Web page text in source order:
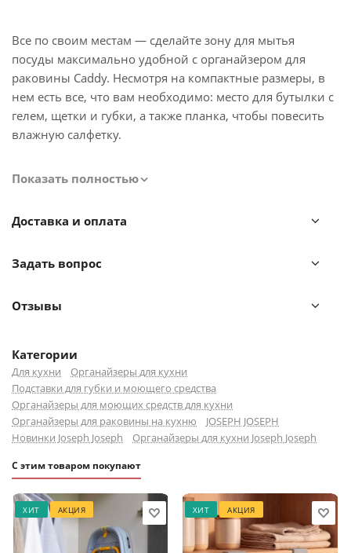
Все по своим местам — сделайте зону для мытья
посуды максимально удобной с органайзером для
раковины Caddy. Несмотря на компактные размеры, в
нем есть все, что вам необходимо: место для бутылки с
гелем, щетки и губки, а также планка, чтобы повесить
влажную салфетку.
Пространство вокруг органайзера останется сухим и
каждом уголке вашего дома.
Детали для вашего комфорта
посуды.
Поддон для хранения мокрых губок.
Планка, чтобы просушивать влажные салфетки.
Легко разобрать, чтобы помыть.
Можно мыть в посудомоечной машине.
Не содержит бисфенол А.
Обратите внимание:
цвет от производителя
Показать полностью
Доставка и оплата
Задать вопрос
Отзывы
Категории
Для кухни
Органайзеры для кухни
Подставки для губки и моющего средства
Органайзеры для моющих средств для кухни
Органайзеры для раковины на кухню
JOSEPH JOSEPH
Новинки Joseph Joseph
Органайзеры для кухни Joseph Joseph
С этим товаром покупают
ХИТ АКЦИЯ ХИТ АКЦИЯ